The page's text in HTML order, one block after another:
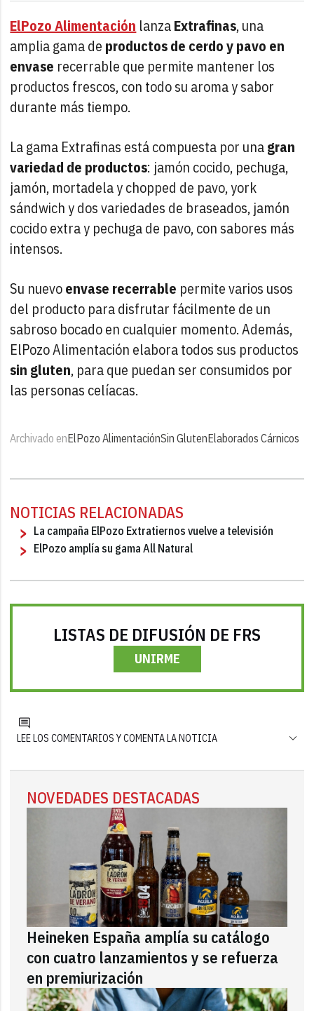
ElPozo Alimentación lanzaExtrafinas, una
amplia gama de productos de cerdo y pavo en
envase recerrable que permite mantener los
productos frescos, con todo su aroma y sabor
durante más tiempo.
La gama Extrafinas está compuesta por unagran
variedad de productos: jamón cocido, pechuga,
jamón, mortadela y chopped de pavo, york
sándwich y dos variedades de braseados, jamón
cocido extra y pechuga de pavo, con sabores más
intensos.
Su nuevoenvase recerrable permite varios usos
del producto para disfrutar fácilmente de un
sabroso bocado en cualquier momento. Además,
ElPozo Alimentación elabora todos sus productos
sin gluten, para que puedan ser consumidos por
las personas celíacas.
Archivado enElPozo AlimentaciónSin GlutenElaborados Cárnicos
NOTICIAS RELACIONADAS
La campaña ElPozo Extratiernos vuelve a televisión
ElPozo amplía su gama All Natural
LISTAS DE DIFUSIÓN DE FRS
UNIRME
LEE LOS COMENTARIOS Y COMENTA LA NOTICIA
NOVEDADES DESTACADAS
Heineken España amplía su catálogo
con cuatro lanzamientos y se refuerza
en premiurización